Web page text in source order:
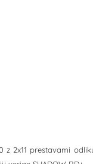
z 2x11 prestavami